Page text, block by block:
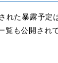
れた暴露予定
覧も公開され